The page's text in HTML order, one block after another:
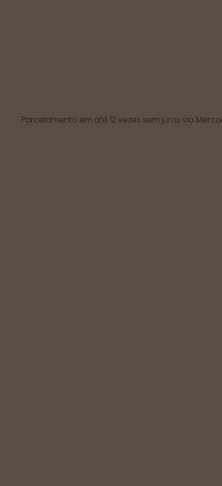
Parcelamento em até 12 vezes sem juros via